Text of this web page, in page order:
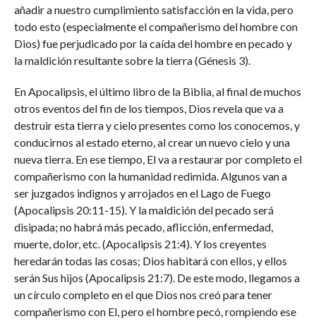
añadir a nuestro cumplimiento satisfacción en la vida, pero
todo esto (especialmente el compañerismo del hombre con
Dios) fue perjudicado por la caída del hombre en pecado y
la maldición resultante sobre la tierra (Génesis 3).
En Apocalipsis, el último libro de la Biblia, al final de muchos
otros eventos del fin de los tiempos, Dios revela que va a
destruir esta tierra y cielo presentes como los conocemos, y
conducirnos al estado eterno, al crear un nuevo cielo y una
nueva tierra. En ese tiempo, El va a restaurar por completo el
compañerismo con la humanidad redimida. Algunos van a
ser juzgados indignos y arrojados en el Lago de Fuego
(Apocalipsis 20:11-15). Y la maldición del pecado será
disipada; no habrá más pecado, aflicción, enfermedad,
muerte, dolor, etc. (Apocalipsis 21:4). Y los creyentes
heredarán todas las cosas; Dios habitará con ellos, y ellos
serán Sus hijos (Apocalipsis 21:7). De este modo, llegamos a
un círculo completo en el que Dios nos creó para tener
compañerismo con El, pero el hombre pecó, rompiendo ese